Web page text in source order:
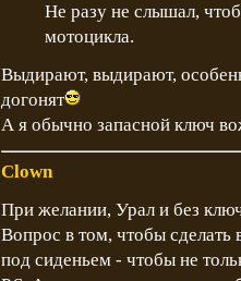
Не разу не слышал,
мотоцикла.
Выдирают, выдирают,
догонят
А я обычно запасной ключ
Clown
При желании, Урал и без
Вопрос в том, чтобы сделать
под сиденьем - чтобы не